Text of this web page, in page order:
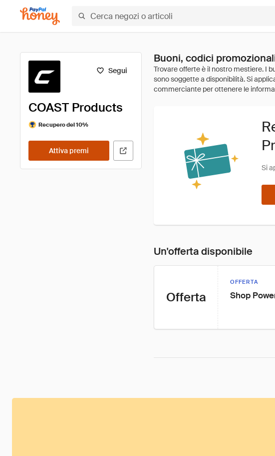
Segui
COAST Products
Recupero del 10%
Attiva premi
Buoni, codici
Si
Un'offerta disponibile
Offerta
OFFERTA
Shop